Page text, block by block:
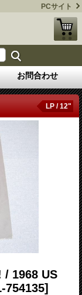
PCサイト
お問合わせ
LP / 12"
/ 1968 US
754135]